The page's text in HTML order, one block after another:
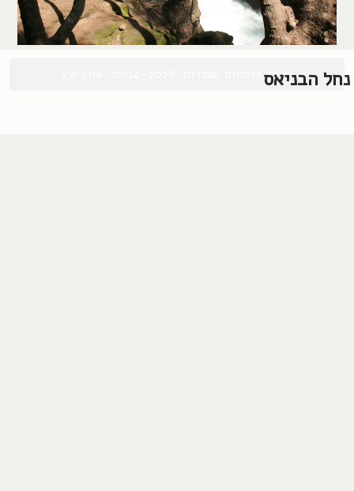
נחל הבניאס© כל הזכויות שמורות, 2004-2026, אורן שץ